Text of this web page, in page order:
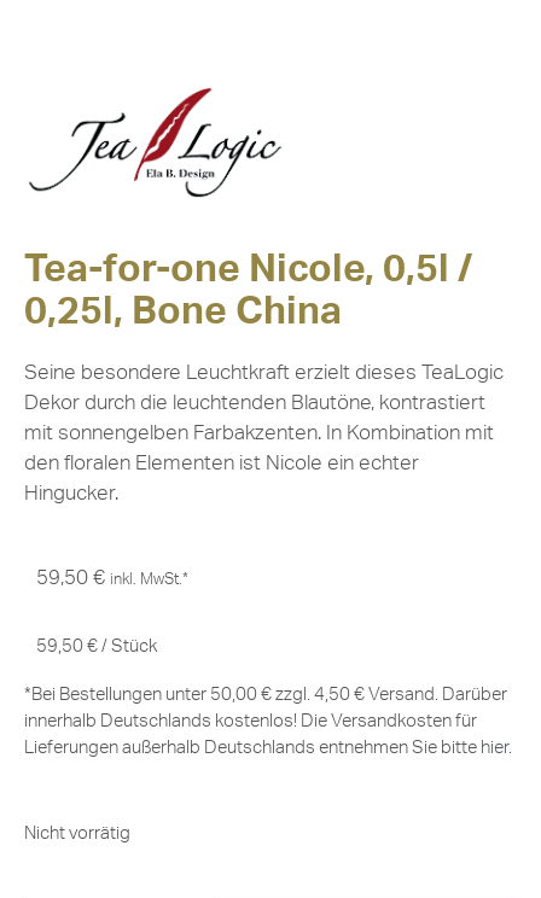
Tea-for-one Nicole, 0,5l /
0,25l, Bone China
Seine besondere Leuchtkraft erzielt dieses TeaLogic
Dekor durch die leuchtenden Blautöne, kontrastiert
mit sonnengelben Farbakzenten. In Kombination mit
den floralen Elementen ist Nicole ein echter
Hingucker.
59,50 € inkl. MwSt.*
59,50 € / Stück
*Bei Bestellungen unter 50,00 € zzgl. 4,50 € Versand. Darüber
innerhalb Deutschlands kostenlos! Die Versandkosten für
Lieferungen außerhalb Deutschlands entnehmen Sie bitte hier.
Nicht vorrätig